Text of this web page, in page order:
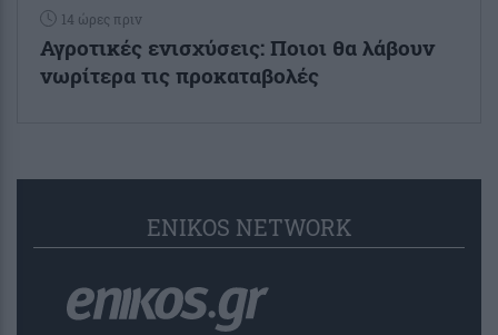
14 ώρες πριν
Αγροτικές ενισχύσεις: Ποιοι θα λάβουν
νωρίτερα τις προκαταβολές
ENIKOS NETWORK